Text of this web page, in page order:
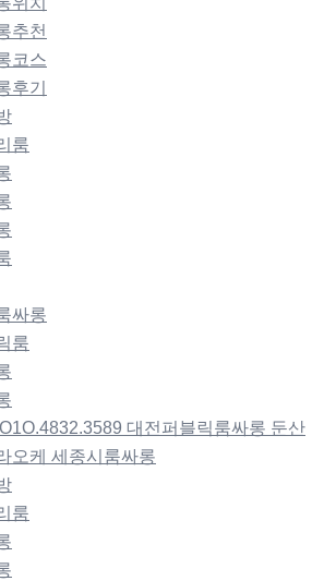
추천
코스
후기
룸
싸롱
룸
대전퍼블릭룸싸롱 둔산
오케 세종시룸싸롱
룸